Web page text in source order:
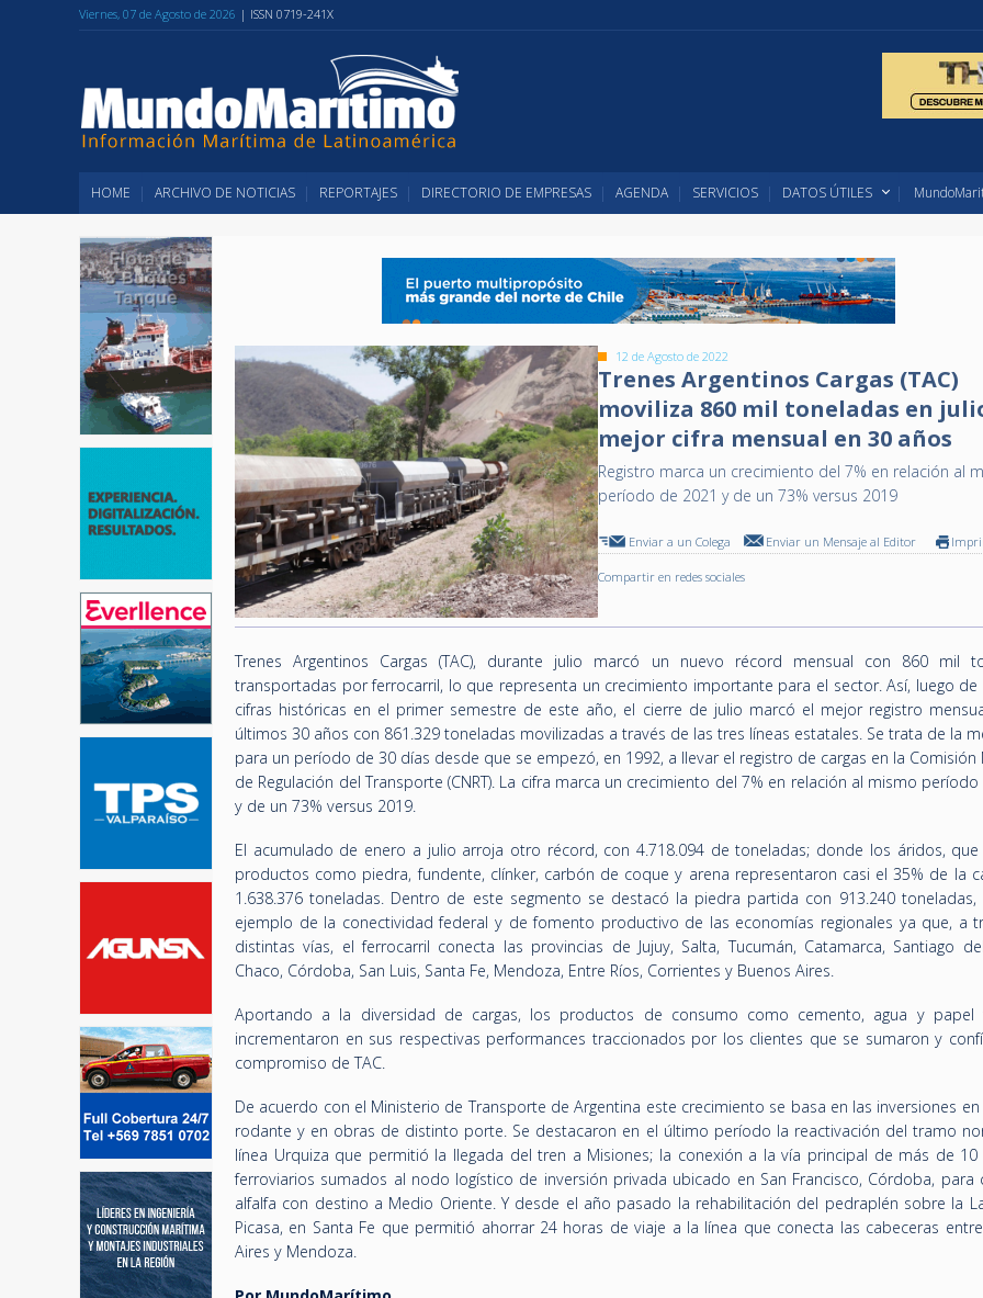
Viernes, 07 de Agosto de 2026 | ISSN 0719-241X
HOME ARCHIVO DE NOTICIAS REPORTAJES DIRECTORIO DE EMPRESAS AGENDA SERVICIOS DATOS ÚTILES
12 de Agosto de 2022
Trenes Argentinos Cargas (TAC)
moviliza 860 mil toneladas en
mejor cifra mensual en 30 años
Registro marca un crecimiento del 7% en relación al
período de 2021 y de un 73% versus 2019
Enviar a un Colega Enviar un Mensaje al Editor
Compartir en redes sociales
Trenes Argentinos Cargas (TAC), durante julio marcó un nuevo récord mensual con 860 mil
transportadas por ferrocarril, lo que representa un crecimiento importante para el sector. Así, luego de
cifras históricas en el primer semestre de este año, el cierre de julio marcó el mejor registro
últimos 30 años con 861.329 toneladas movilizadas a través de las tres líneas estatales. Se trata de la
para un período de 30 días desde que se empezó, en 1992, a llevar el registro de cargas en la Comisión
de Regulación del Transporte (CNRT). La cifra marca un crecimiento del 7% en relación al mismo período
y de un 73% versus 2019.
El acumulado de enero a julio arroja otro récord, con 4.718.094 de toneladas; donde los áridos, que
productos como piedra, fundente, clínker, carbón de coque y arena representaron casi el 35% de la
1.638.376 toneladas. Dentro de este segmento se destacó la piedra partida con 913.240 toneladas,
ejemplo de la conectividad federal y de fomento productivo de las economías regionales ya que, a
distintas vías, el ferrocarril conecta las provincias de Jujuy, Salta, Tucumán, Catamarca, Santiago
Chaco, Córdoba, San Luis, Santa Fe, Mendoza, Entre Ríos, Corrientes y Buenos Aires.
Aportando a la diversidad de cargas, los productos de consumo como cemento, agua y papel
incrementaron en sus respectivas performances traccionados por los clientes que se sumaron y
compromiso de TAC.
De acuerdo con el Ministerio de Transporte de Argentina este crecimiento se basa en las inversiones
rodante y en obras de distinto porte. Se destacaron en el último período la reactivación del tramo
línea Urquiza que permitió la llegada del tren a Misiones; la conexión a la vía principal de más de 10
ferroviarios sumados al nodo logístico de inversión privada ubicado en San Francisco, Córdoba, para
alfalfa con destino a Medio Oriente. Y desde el año pasado la rehabilitación del pedraplén sobre la
Picasa, en Santa Fe que permitió ahorrar 24 horas de viaje a la línea que conecta las cabeceras
Aires y Mendoza.